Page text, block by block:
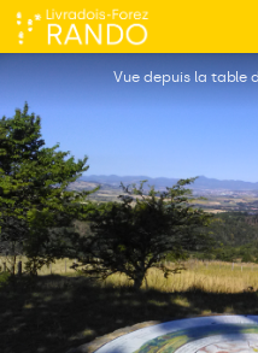
La vallée du Madet